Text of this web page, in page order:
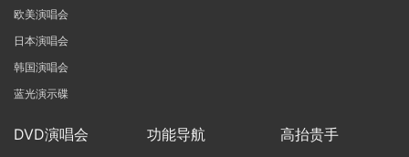
欧美演唱会
日本演唱会
韩国演唱会
蓝光演示碟
DVD演唱会 功能导航 高抬贵手